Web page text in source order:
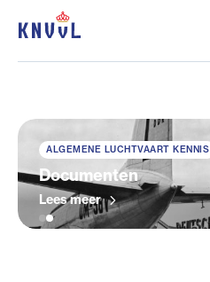
ALGEMENE LUCHTVAART KENNIS
Documenten
Lees meer